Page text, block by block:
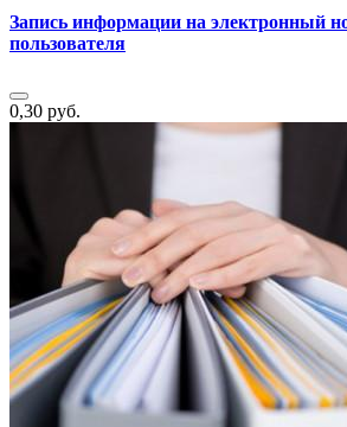
Запись информации на электронный
пользователя
0,30 руб.